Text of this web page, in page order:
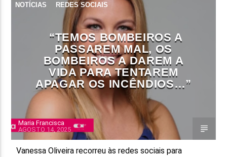
FAIXA ATUAL
ON FM
NOTÍCIAS REDES SOCIAIS
“TEMOS BOMBEIROS A
PASSAREM MAL, OS
BOMBEIROS A DAREM A
VIDA PARA TENTAREM
APAGAR OS INCÊNDIOS…”
Maria Francisca
AGOSTO 14, 2025
Vanessa Oliveira recorreu às redes sociais para